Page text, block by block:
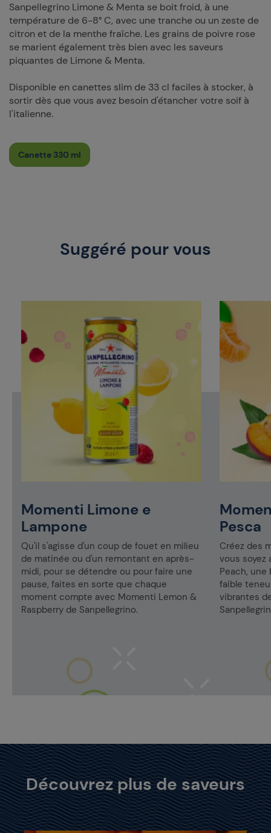
Sanpellegrino Limone & Menta se boit froid, à une
température de 6-8° C, avec une tranche ou un zeste de
citron et de la menthe fraîche. Les grains de poivre rose
se marient également très bien avec les saveurs
piquantes de Limone & Menta.
Disponible en canettes slim de 33 cl faciles à stocker, à
sortir dès que vous avez besoin d'étancher votre soif à
l'italienne.
Canette 330 ml
Suggéré pour vous
Momenti Limone e
Lampone
Qu'il s'agisse d'un coup de fouet en milieu
de matinée ou d'un remontant en après-
midi, pour se détendre ou pour faire une
pause, faites en sorte que chaque
moment compte avec Momenti Lemon &
Raspberry de Sanpellegrino.
Pesca
Créez des
vous soyez
Peach,
faible
vibrantes
Découvrez plus de saveurs